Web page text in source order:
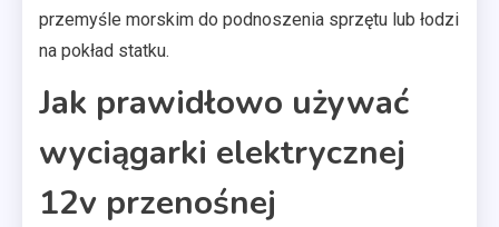
przemyśle morskim do podnoszenia sprzętu lub łodzi
na pokład statku.
Jak prawidłowo używać
wyciągarki elektrycznej
12v przenośnej